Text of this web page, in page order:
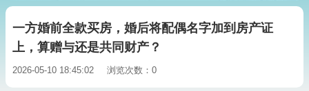
一方婚前全款买房，婚后将配偶名字加到房产证
上，算赠与还是共同财产？
2026-05-10 18:45:02 浏览次数：0